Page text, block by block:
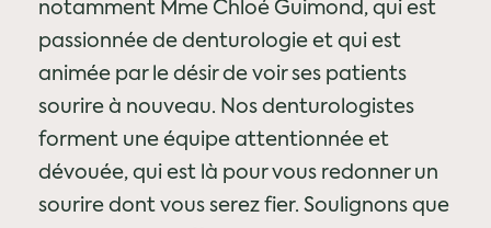
notamment Mme Chloé Guimond, qui est
passionnée de denturologie et qui est
animée par le désir de voir ses patients
sourire à nouveau. Nos denturologistes
forment une équipe attentionnée et
dévouée, qui est là pour vous redonner un
sourire dont vous serez fier. Soulignons que